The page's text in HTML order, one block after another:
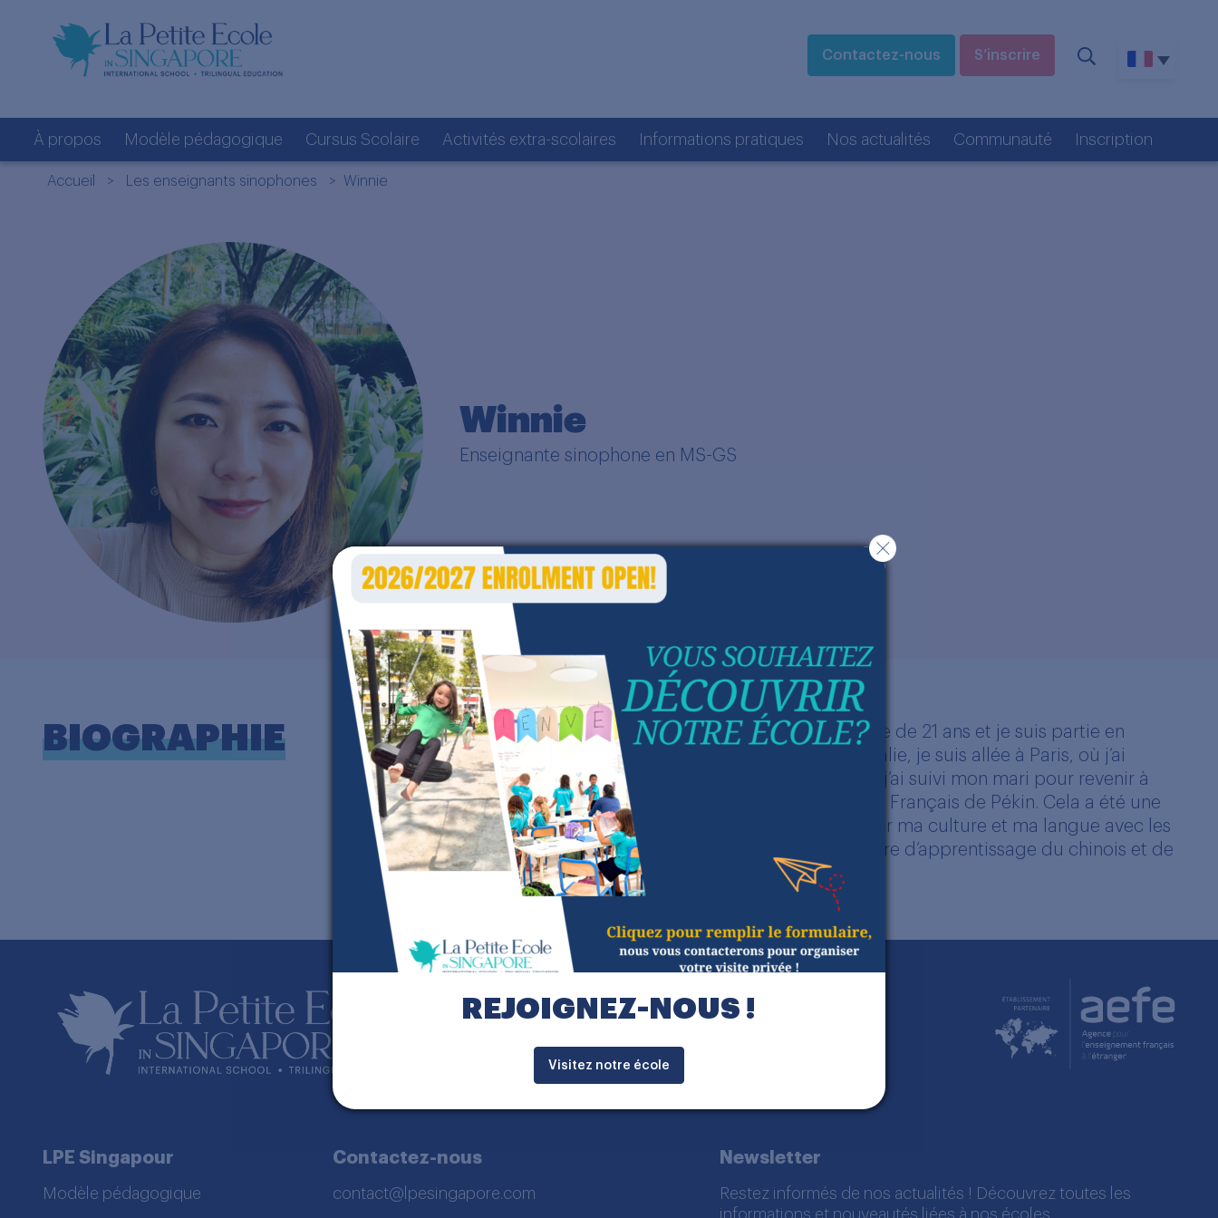
Contactez-nous S’inscrire
À propos Modèle pédagogique Cursus Scolaire Activités extra-scolaires Informations pratiques Nos actualités Communauté Inscription
Accueil > Les enseignants sinophones > Winnie
Winnie
Enseignante sinophone en MS-GS
BIOGRAPHIE
J’ai grandi à Pékin, en Chine. J’ai quitté mon pays natal à l’âge de 21 ans et je suis partie en
Australie pour poursuivre mes études. Après 4 ans en Australie, je suis allée à Paris, où j’ai
travaillé pendant 4 ans dans une banque française. Ensuite, j’ai suivi mon mari pour revenir à
Pékin avec nos deux filles, en 2010. J’ai pu travailler au Lycée Français de Pékin. Cela a été une
expérience très enrichissante pour moi ; j’ai appris à partager ma culture et ma langue avec les
enfants. Je suis arrivée à Singapour en 2013. J’ai publié un livre d’apprentissage du chinois et de
préparation à l’examen HSK (Chinese Proficiency Test).
LPE Singapour
Modèle pédagogique
Contactez-nous
contact@lpesingapore.com
Newsletter
Restez informés de nos actualités ! Découvrez toutes les
informations et nouveautés liées à nos écoles.
REJOIGNEZ-NOUS !
Visitez notre école